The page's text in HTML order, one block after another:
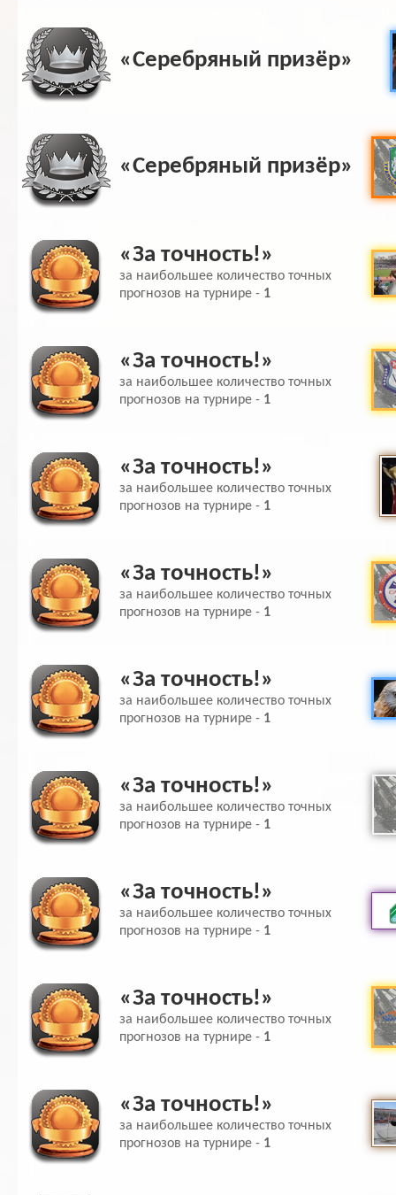
«Серебряный призёр»
«Серебряный призёр»
«За точность!»
за наибольшее количество точных
прогнозов на турнире - 1
«За точность!»
за наибольшее количество точных
прогнозов на турнире - 1
«За точность!»
за наибольшее количество точных
прогнозов на турнире - 1
«За точность!»
за наибольшее количество точных
прогнозов на турнире - 1
«За точность!»
за наибольшее количество точных
прогнозов на турнире - 1
«За точность!»
за наибольшее количество точных
прогнозов на турнире - 1
«За точность!»
за наибольшее количество точных
прогнозов на турнире - 1
«За точность!»
за наибольшее количество точных
прогнозов на турнире - 1
«За точность!»
за наибольшее количество точных
прогнозов на турнире - 1